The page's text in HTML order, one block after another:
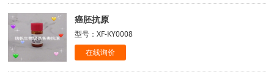
癌胚抗原
型号：XF-KY0008
在线询价